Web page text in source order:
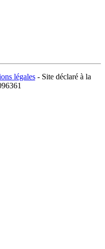
légales- Site déclaré à la